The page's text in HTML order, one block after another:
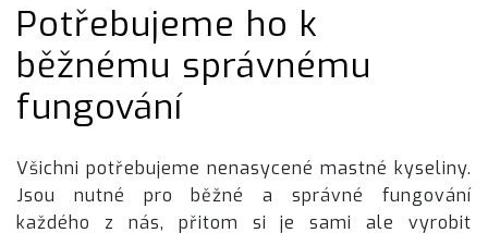
Potřebujeme ho k
běžnému správnému
fungování
Všichni potřebujeme nenasycené mastné kyseliny.
Jsou nutné pro běžné a správné fungování
každého z nás, přitom si je sami ale vyrobit